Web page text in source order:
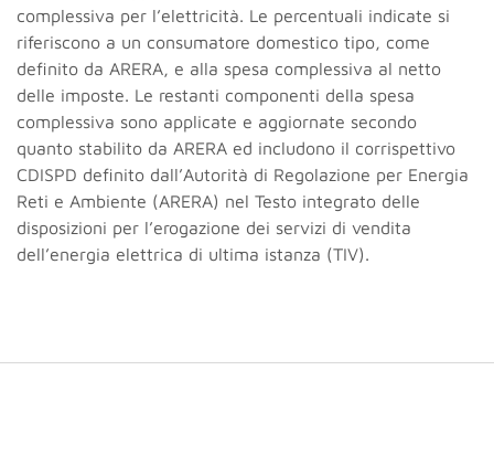
complessiva per l’elettricità. Le percentuali indicate si
riferiscono a un consumatore domestico tipo, come
definito da ARERA, e alla spesa complessiva al netto
delle imposte. Le restanti componenti della spesa
complessiva sono applicate e aggiornate secondo
quanto stabilito da ARERA ed includono il corrispettivo
CDISPD definito dall’Autorità di Regolazione per Energia
Reti e Ambiente (ARERA) nel Testo integrato delle
disposizioni per l’erogazione dei servizi di vendita
dell’energia elettrica di ultima istanza (TIV).